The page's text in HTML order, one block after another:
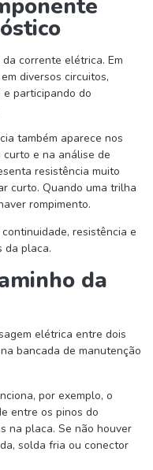
corrente elétrica. Em
diversos circuitos,
participando do
também aparece nos
e na análise de
resistência muito
curto. Quando uma trilha
rompimento.
resistência e
da placa.
da
elétrica entre dois
bancada de manutenção
por exemplo, o
entre os pinos do
na placa. Se não houver
solda fria ou conector